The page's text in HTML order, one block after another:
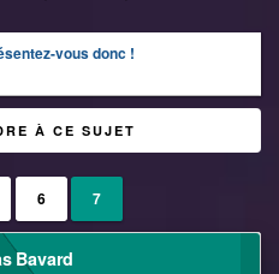
vous donc !
À CE SUJET
6 7
Bavard